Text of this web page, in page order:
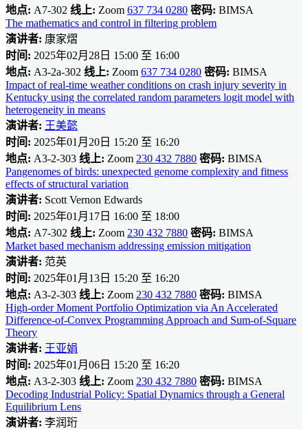
地点: A7-302 线上: Zoom 637 734 0280 密码: BIMSA
The mathematics and control in filtering problem
演讲者: 康家熠
时间: 2025年02月28日 15:00 至 16:00
地点: A3-2a-302 线上: Zoom 637 734 0280 密码: BIMSA
Impact of real-time weather conditions on crash injury severity in
Kentucky using the correlated random parameters logit model with
heterogeneity in means
演讲者: 王美懿
时间: 2025年01月20日 15:20 至 16:20
地点: A3-2-303 线上: Zoom 230 432 7880 密码: BIMSA
Pangenomes of birds: unexpected genome complexity and fitness
effects of structural variation
演讲者: Scott Vernon Edwards
时间: 2025年01月17日 16:00 至 18:00
地点: A7-302 线上: Zoom 230 432 7880 密码: BIMSA
Market based mechanism addressing emission mitigation
演讲者: 范英
时间: 2025年01月13日 15:20 至 16:20
地点: A3-2-303 线上: Zoom 230 432 7880 密码: BIMSA
High-order Moment Portfolio Optimization via An Accelerated
Difference-of-Convex Programming Approach and Sum-of-Square
Theory
演讲者: 王亚娟
时间: 2025年01月06日 15:20 至 16:20
地点: A3-2-303 线上: Zoom 230 432 7880 密码: BIMSA
Decoding Industrial Policy: Spatial Dynamics through a General
Equilibrium Lens
演讲者: 李润珩